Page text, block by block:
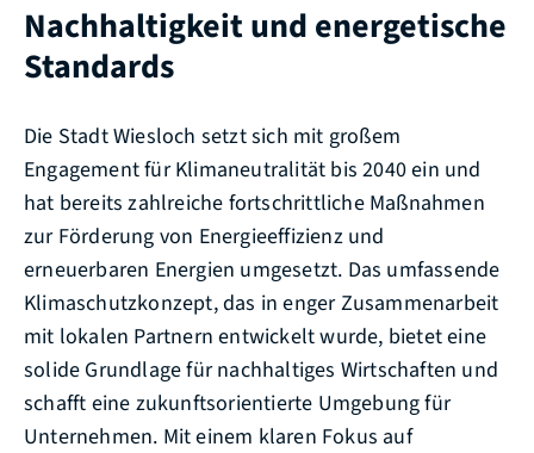
Nachhaltigkeit und energetische
Standards
Die Stadt Wiesloch setzt sich mit großem
Engagement für Klimaneutralität bis 2040 ein und
hat bereits zahlreiche fortschrittliche Maßnahmen
zur Förderung von Energieeffizienz und
erneuerbaren Energien umgesetzt. Das umfassende
Klimaschutzkonzept, das in enger Zusammenarbeit
mit lokalen Partnern entwickelt wurde, bietet eine
solide Grundlage für nachhaltiges Wirtschaften und
schafft eine zukunftsorientierte Umgebung für
Unternehmen. Mit einem klaren Fokus auf